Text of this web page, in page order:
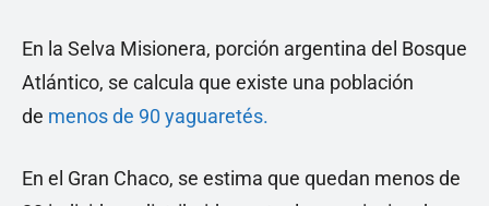
En la Selva Misionera, porción argentina del Bosque
Atlántico, se calcula que existe una población
de menos de 90 yaguaretés.
En el Gran Chaco, se estima que quedan menos de